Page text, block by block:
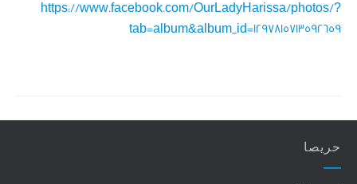
https://www.facebook.com/OurLadyHarissa/photos/?
tab=album&album_id=1297815713592659
حريصا